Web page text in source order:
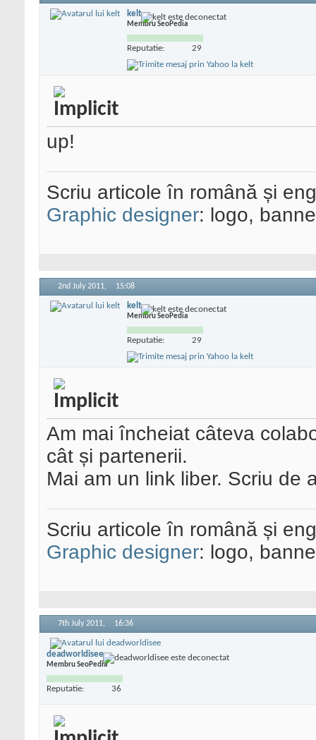
kelt
Membru SeoPedia
Reputatie: 29
up!
Scriu articole în română și
Graphic designer: logo,
2nd July 2011, 15:08
kelt
Membru SeoPedia
Reputatie: 29
Am mai încheiat câteva
cât și partenerii.
Mai am un link liber. Scriu de
Scriu articole în română și
Graphic designer: logo,
7th July 2011, 16:36
deadworldisee
Membru SeoPedia
Reputatie: 36